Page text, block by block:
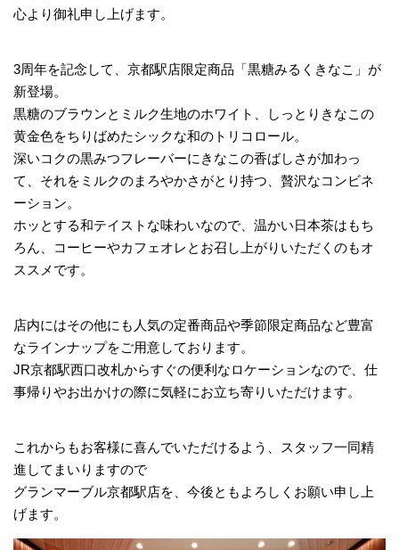
心より御礼申し上げます。
3周年を記念して、京都駅店限定商品「黒糖みるくきなこ」が
新登場。
黒糖のブラウンとミルク生地のホワイト、しっとりきなこの
黄金色をちりばめたシックな和のトリコロール。
深いコクの黒みつフレーバーにきなこの香ばしさが加わっ
て、それをミルクのまろやかさがとり持つ、贅沢なコンビネ
ーション。
ホッとする和テイストな味わいなので、温かい日本茶はもち
ろん、コーヒーやカフェオレとお召し上がりいただくのもオ
ススメです。
店内にはその他にも人気の定番商品や季節限定商品など豊富
なラインナップをご用意しております。
JR京都駅西口改札からすぐの便利なロケーションなので、仕
事帰りやお出かけの際に気軽にお立ち寄りいただけます。
これからもお客様に喜んでいただけるよう、スタッフ一同精
進してまいりますので
グランマーブル京都駅店を、今後ともよろしくお願い申し上
げます。